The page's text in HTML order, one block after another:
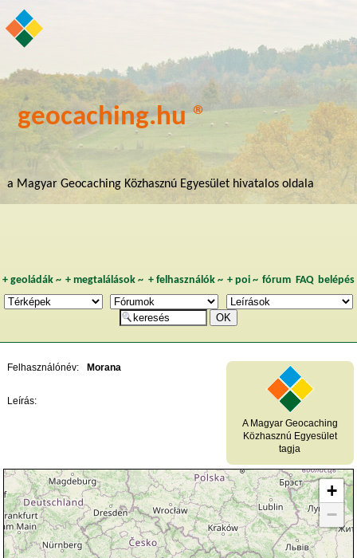
geocaching.hu ®
a Magyar Geocaching Közhasznú Egyesület hivatalos oldala
+ geoládák~ +megtalálások ~ + felhasználók~ + poi~ fórum FAQ belépés
A Magyar Geocaching
Közhasznú Egyesület
tagja
Felhasználónév: Morana
Leírás:
+
−